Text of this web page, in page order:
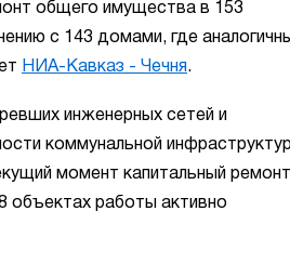
общего имущества в 153
с 143 домами, где
НИА-Кавказ - Чечня .
инженерных сетей и
коммунальной
момент капитальный ремонт
объектах работы активно